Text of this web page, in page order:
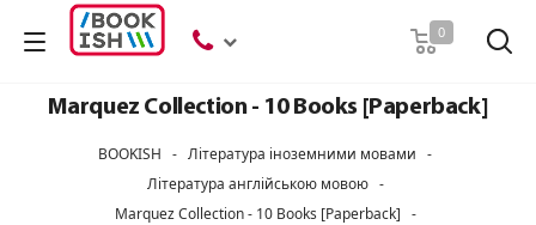
0
Marquez Collection - 10 Books [Paperback]
BOOKISH - Література іноземними мовами -
Література англійською мовою -
Marquez Collection - 10 Books [Paperback] -